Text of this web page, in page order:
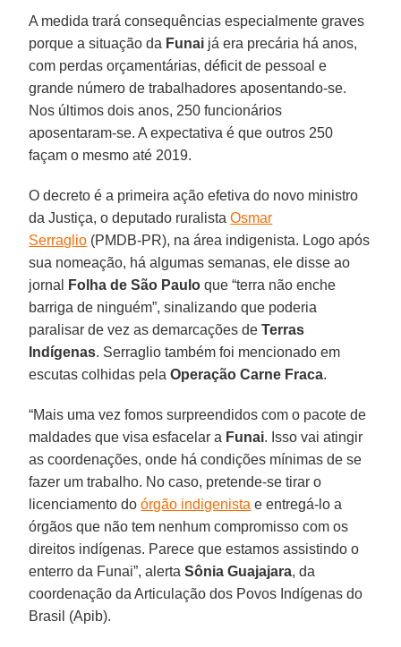
A medida trará consequências especialmente graves
porque a situação da Funai já era precária há anos,
com perdas orçamentárias, déficit de pessoal e
grande número de trabalhadores aposentando-se.
Nos últimos dois anos, 250 funcionários
aposentaram-se. A expectativa é que outros 250
façam o mesmo até 2019.
O decreto é a primeira ação efetiva do novo ministro
da Justiça, o deputado ruralistaOsmar
Serraglio (PMDB-PR), na área indigenista. Logo após
sua nomeação, há algumas semanas, ele disse ao
jornal
Folha de São Paulo que “terra não enche
barriga de ninguém”, sinalizando que poderia
paralisar de vez as demarcações deTerras
Indígenas. Serraglio também foi mencionado em
escutas colhidas pelaOperação Carne Fraca.
“Mais uma vez fomos surpreendidos com o pacote de
maldades que visa esfacelar a Funai. Isso vai atingir
as coordenações, onde há condições mínimas de se
fazer um trabalho. No caso, pretende-se tirar o
licenciamento doórgão indigenista e entregá-lo a
órgãos que não tem nenhum compromisso com os
direitos indígenas. Parece que estamos assistindo o
enterro da Funai”, alertaSônia Guajajara, da
coordenação da Articulação dos Povos Indígenas do
Brasil (Apib).